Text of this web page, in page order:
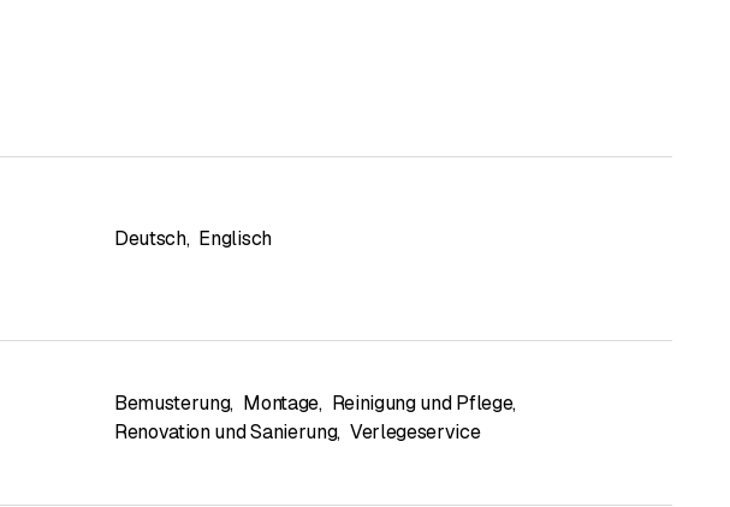
Deutsch, Englisch
Bemusterung, Montage, Reinigung und Pflege,
Renovation und Sanierung, Verlegeservice